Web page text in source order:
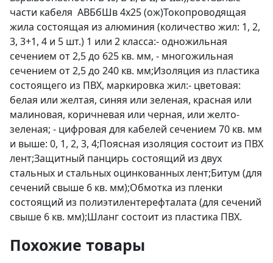
части кабеля АВБбШв 4х25 (ож)Токопроводящая
жила состоящая из алюминия (количество жил: 1, 2,
3, 3+1, 4 и 5 шт.) 1 или 2 класса:- одножильная
сечением от 2,5 до 625 кв. мм, - многожильная
сечением от 2,5 до 240 кв. мм;Изоляция из пластика
состоящего из ПВХ, маркировка жил:- цветовая:
белая или желтая, синяя или зеленая, красная или
малиновая, коричневая или черная, или желто-
зеленая; - цифровая для кабелей сечением 70 кв. мм
и выше: 0, 1, 2, 3, 4;Поясная изоляция состоит из ПВХ
лент;Защитный панцирь состоящий из двух
стальных и стальных оцинкованных лент;Битум (для
сечений свыше 6 кв. мм);Обмотка из пленки
состоящий из полиэтилентерефталата (для сечений
свыше 6 кв. мм);Шланг состоит из пластика ПВХ.
Похожие товары